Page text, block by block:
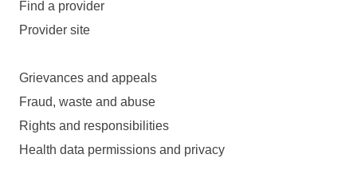
Find a provider
Provider site
Grievances and appeals
Fraud, waste and abuse
Rights and responsibilities
Health data permissions and privacy